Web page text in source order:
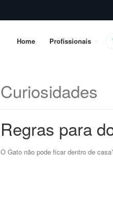
Home Profissionais
Curiosidades
Regras para
O Gato não pode ficar dentro de